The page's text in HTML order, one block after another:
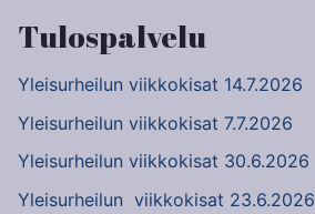
Tulospalvelu
Yleisurheilun viikkokisat 14.7.2026
Yleisurheilun viikkokisat 7.7.2026
Yleisurheilun viikkokisat 30.6.2026
Yleisurheilun viikkokisat 23.6.2026